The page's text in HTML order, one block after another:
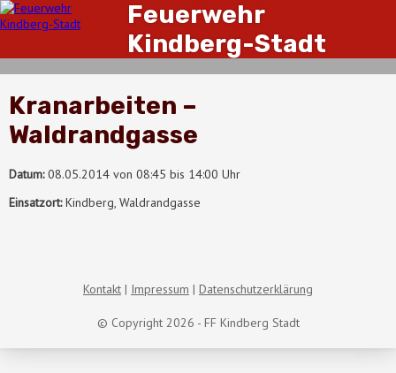
Feuerwehr
Kindberg-Stadt
Kranarbeiten –
Waldrandgasse
Datum:08.05.2014 von 08:45 bis 14:00 Uhr
Einsatzort:Kindberg, Waldrandgasse
© Copyright 2026 - FF Kindberg Stadt
Kontakt Impressum Datenschutzerklärung